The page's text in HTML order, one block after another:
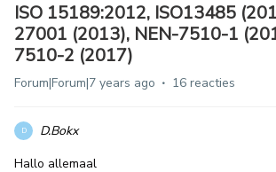
ISO 15189:2012, ISO13485
27001 (2013), NEN-7510-1
7510-2 (2017)
Forum|Forum|7 years ago 16 reacties
D
D.Bokx
Hallo allemaal